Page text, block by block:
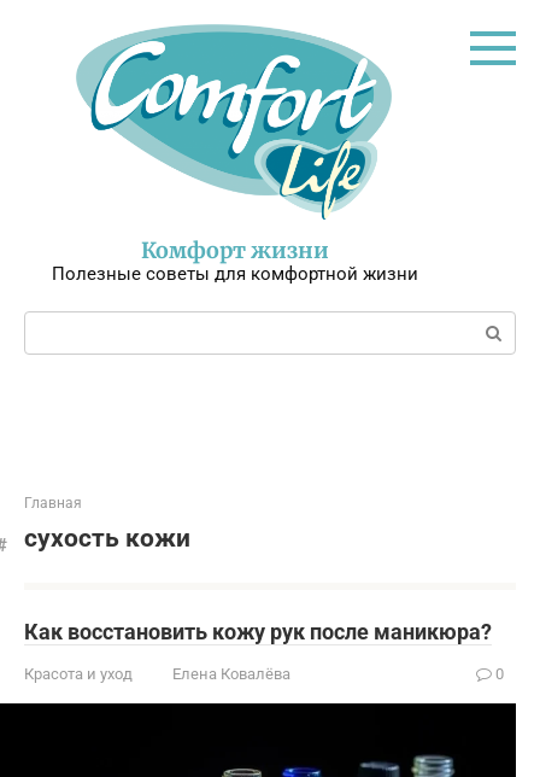
Комфорт жизни
Полезные советы для комфортной жизни
Поиск:
Главная
сухость кожи
Как восстановить кожу рук после маникюра?
Красота и уход Елена Ковалёва 0